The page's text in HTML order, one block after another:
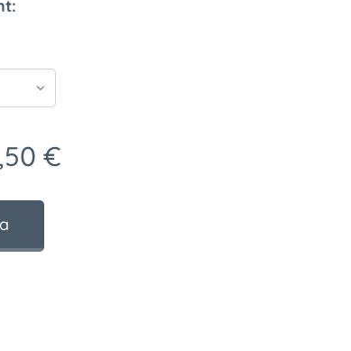
€